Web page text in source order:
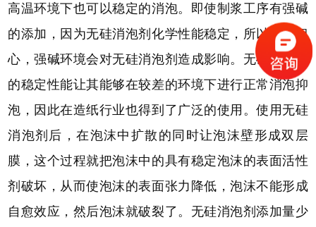
高温环境下也可以稳定的消泡。即使制浆工序有强碱
的添加，因为无硅消泡剂化学性能稳定，所以不用担
心，强碱环境会对无硅消泡剂造成影响。无硅消泡剂
的稳定性能让其能够在较差的环境下进行正常消泡抑
泡，因此在造纸行业也得到了广泛的使用。使用无硅
消泡剂后，在泡沫中扩散的同时让泡沫壁形成双层
膜，这个过程就把泡沫中的具有稳定泡沫的表面活性
剂破坏，从而使泡沫的表面张力降低，泡沫不能形成
自愈效应，然后泡沫就破裂了。无硅消泡剂添加量少